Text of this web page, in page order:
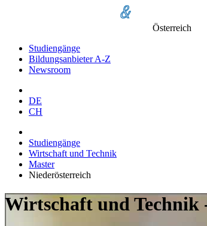
Österreich
Studiengänge
Bildungsanbieter A-Z
Newsroom
DE
CH
Studiengänge
Wirtschaft und Technik
Master
Niederösterreich
Wirtschaft und Technik